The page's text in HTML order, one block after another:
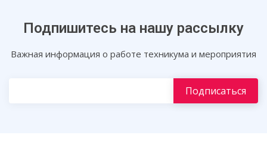
Подпишитесь на нашу рассылку
Важная информация о работе техникума и мероприятия